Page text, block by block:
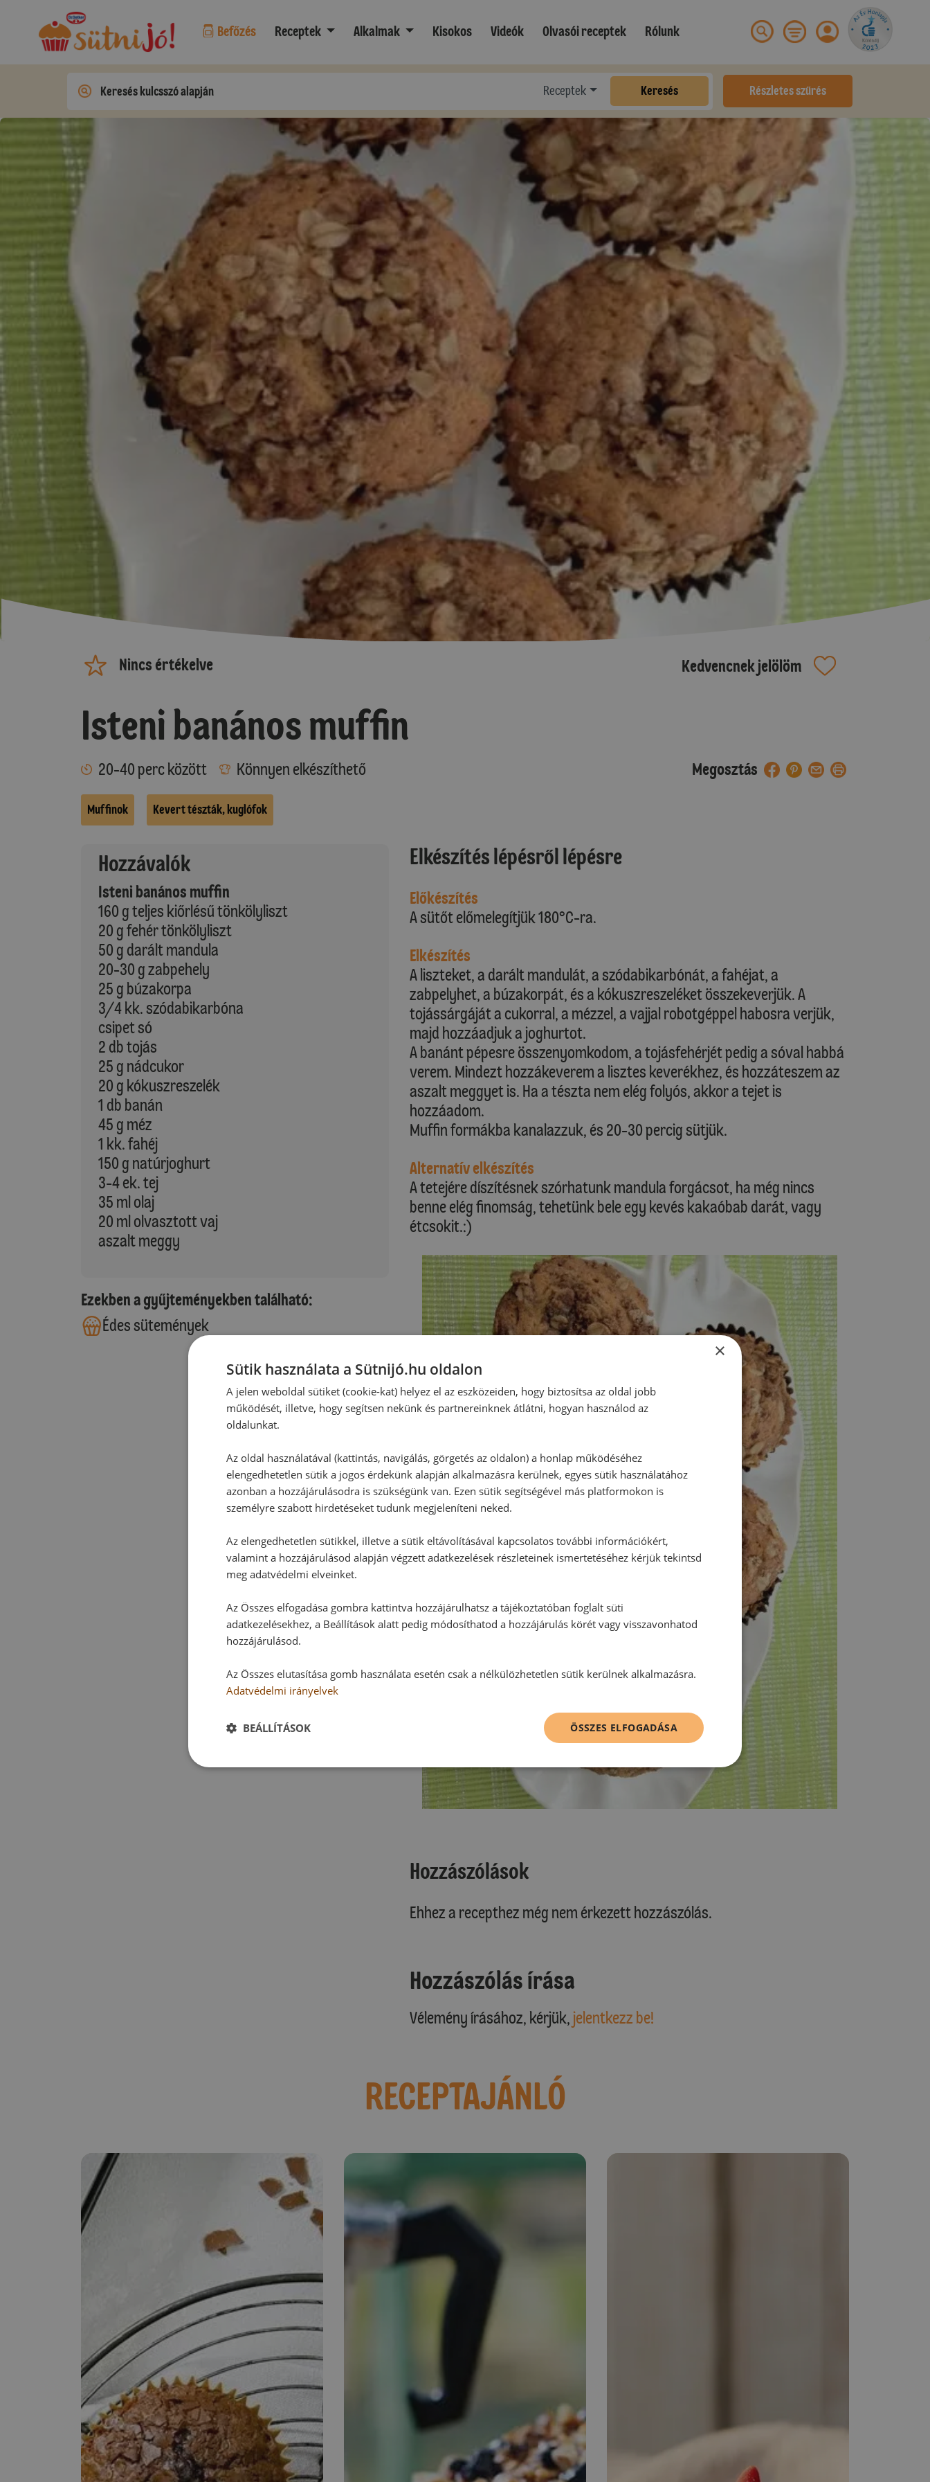
Befőzés Receptek Alkalmak Kisokos Videók Olvasói receptek Rólunk
Receptek Keresés Részletes szűrés
Nincs értékelve Kedvencnek jelölöm
Isteni banános muffin
20-40 perc között Könnyen elkészíthető Megosztás
Muffinok Kevert tészták, kuglófok
Hozzávalók
Isteni banános muffin
160 g teljes kiőrlésű tönkölyliszt
20 g fehér tönkölyliszt
50 g darált mandula
20-30 g zabpehely
25 g búzakorpa
3/4 kk. szódabikarbóna
csipet só
2 db tojás
25 g nádcukor
20 g kókuszreszelék
1 db banán
45 g méz
1 kk. fahéj
150 g natúrjoghurt
3-4 ek. tej
35 ml olaj
20 ml olvasztott vaj
aszalt meggy
Ezekben a gyűjteményekben található:
Édes sütemények
Elkészítés lépésről lépésre
Előkészítés
A sütőt előmelegítjük 180°C-ra.
Elkészítés
A liszteket, a darált mandulát, a szódabikarbónát, a fahéjat, a
zabpelyhet, a búzakorpát, és a kókuszreszeléket összekeverjük. A
tojássárgáját a cukorral, a mézzel, a vajjal robotgéppel habosra verjük,
majd hozzáadjuk a joghurtot.
A banánt pépesre összenyomkodom, a tojásfehérjét pedig a sóval habbá
verem. Mindezt hozzákeverem a lisztes keverékhez, és hozzáteszem az
aszalt meggyet is. Ha a tészta nem elég folyós, akkor a tejet is
hozzáadom.
Muffin formákba kanalazzuk, és 20-30 percig sütjük.
Alternatív elkészítés
A tetejére díszítésnek szórhatunk mandula forgácsot, ha még nincs
benne elég finomság, tehetünk bele egy kevés kakaóbab darát, vagy
étcsokit.:)
Hozzászólások
Ehhez a recepthez még nem érkezett hozzászólás.
Hozzászólás írása
Vélemény írásához, kérjük, jelentkezz be!
RECEPTAJÁNLÓ
×
Sütik használata a Sütnijó.hu oldalon
A jelen weboldal sütiket (cookie-kat) helyez el az eszközeiden, hogy biztosítsa az oldal jobb
működését, illetve, hogy segítsen nekünk és partnereinknek átlátni, hogyan használod az
oldalunkat.
Az oldal használatával (kattintás, navigálás, görgetés az oldalon) a honlap működéséhez
elengedhetetlen sütik a jogos érdekünk alapján alkalmazásra kerülnek, egyes sütik használatához
azonban a hozzájárulásodra is szükségünk van. Ezen sütik segítségével más platformokon is
személyre szabott hirdetéseket tudunk megjeleníteni neked.
Az elengedhetetlen sütikkel, illetve a sütik eltávolításával kapcsolatos további információkért,
valamint a hozzájárulásod alapján végzett adatkezelések részleteinek ismertetéséhez kérjük tekintsd
meg adatvédelmi elveinket.
Az Összes elfogadása gombra kattintva hozzájárulhatsz a tájékoztatóban foglalt süti
adatkezelésekhez, a Beállítások alatt pedig módosíthatod a hozzájárulás körét vagy visszavonhatod
hozzájárulásod.
Az Összes elutasítása gomb használata esetén csak a nélkülözhetetlen sütik kerülnek alkalmazásra.
Adatvédelmi irányelvek
ÖSSZES ELFOGADÁSA
BEÁLLÍTÁSOK